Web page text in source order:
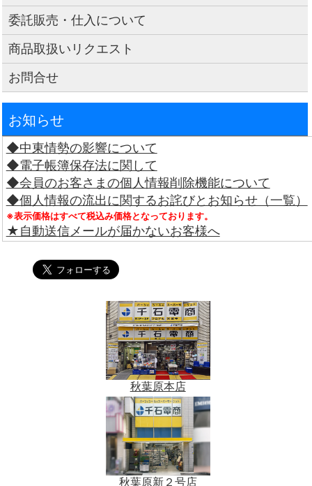
委託販売・仕入について
商品取扱いリクエスト
お問合せ
お知らせ
◆中東情勢の影響について
◆電子帳簿保存法に関して
◆会員のお客さまの個人情報削除機能について
◆個人情報の流出に関するお詫びとお知らせ（一覧）
※表示価格はすべて税込み価格となっております。
★自動送信メールが届かないお客様へ
秋葉原本店
秋葉原新２号店